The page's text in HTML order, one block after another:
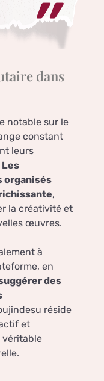
dans
notable sur le
constant
leurs
Les
organisés
,
la créativité et
œuvres.
à
en
des
réside
et
véritable